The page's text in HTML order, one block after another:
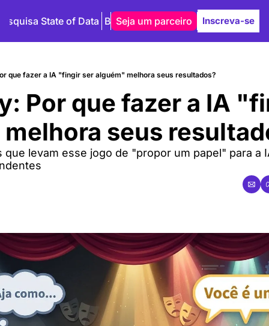
State of Data Blog Autores
Seja um parceiro Inscreva-se
que fazer a IA "fingir ser alguém" melhora seus resultados?
Por que fazer a IA
seus
que levam esse jogo de "propor um papel" para a